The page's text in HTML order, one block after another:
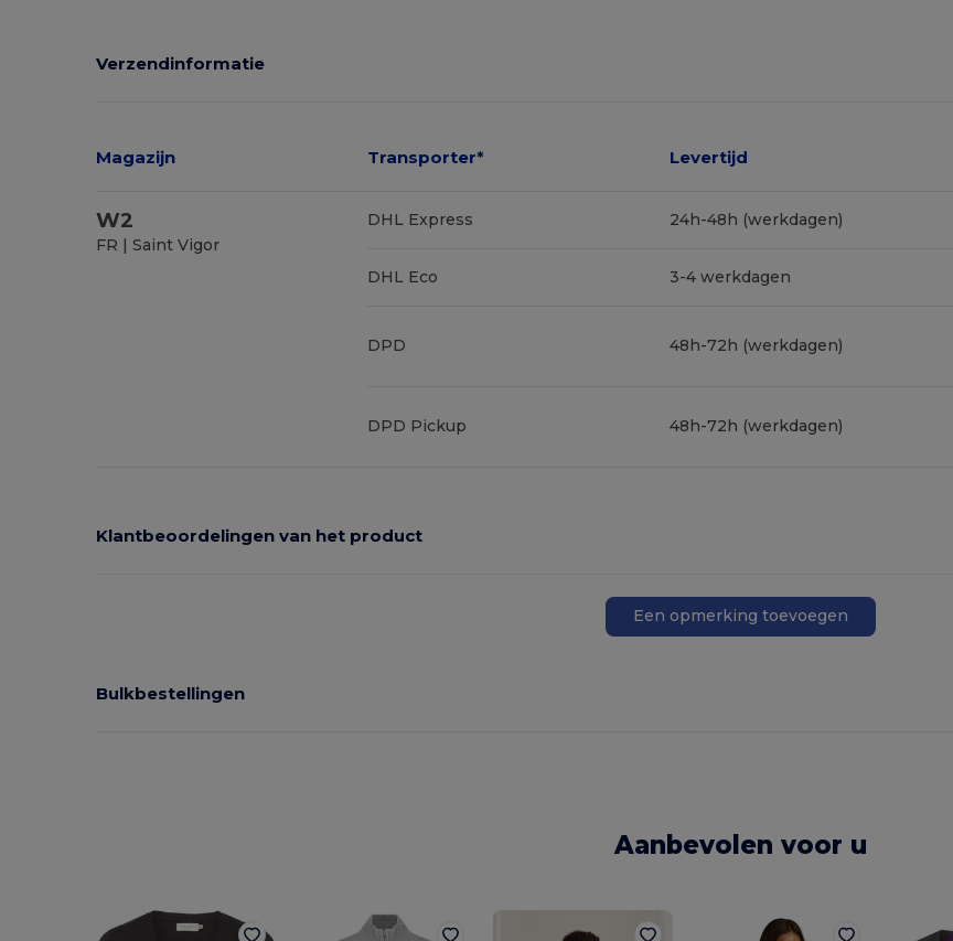
Verzendinformatie
Magazijn Transporter* Levertijd
W2
FR | Saint Vigor
DHL Express 24h-48h (werkdagen)
DHL Eco 3-4 werkdagen
DPD 48h-72h (werkdagen)
DPD Pickup 48h-72h (werkdagen)
Klantbeoordelingen van het product
Een opmerking toevoegen
Bulkbestellingen
Aanbevolen voor u